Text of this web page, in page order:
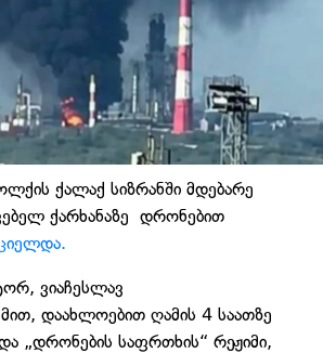
ქალაქ სიზრანში მდებარე
ქარხანაზე დრონებით
ვიაჩესლავ
დაახლოებით ღამის 4 საათზე
„დრონების საფრთხის“ რეჟიმი,